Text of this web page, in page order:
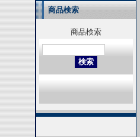
商品検索
商品検索